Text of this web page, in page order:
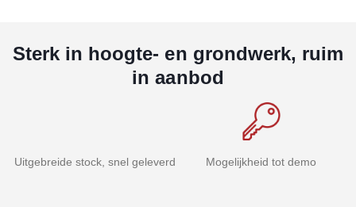
Sterk in hoogte- en grondwerk, ruim
in aanbod
Uitgebreide stock, snel geleverd Mogelijkheid tot demo